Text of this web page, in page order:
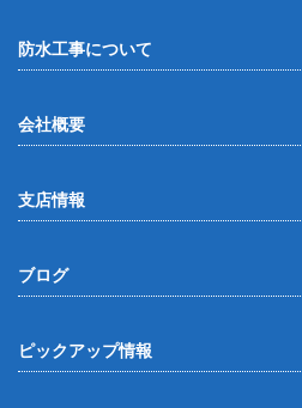
防水工事について
会社概要
支店情報
ブログ
ピックアップ情報